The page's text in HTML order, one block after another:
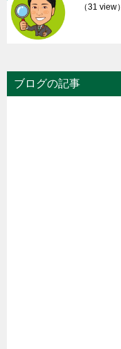
（31 view）
ブログの記事